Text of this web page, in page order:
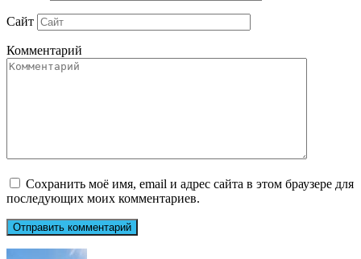
Сайт
Комментарий
Сохранить моё имя, email и адрес сайта в этом браузере для
последующих моих комментариев.